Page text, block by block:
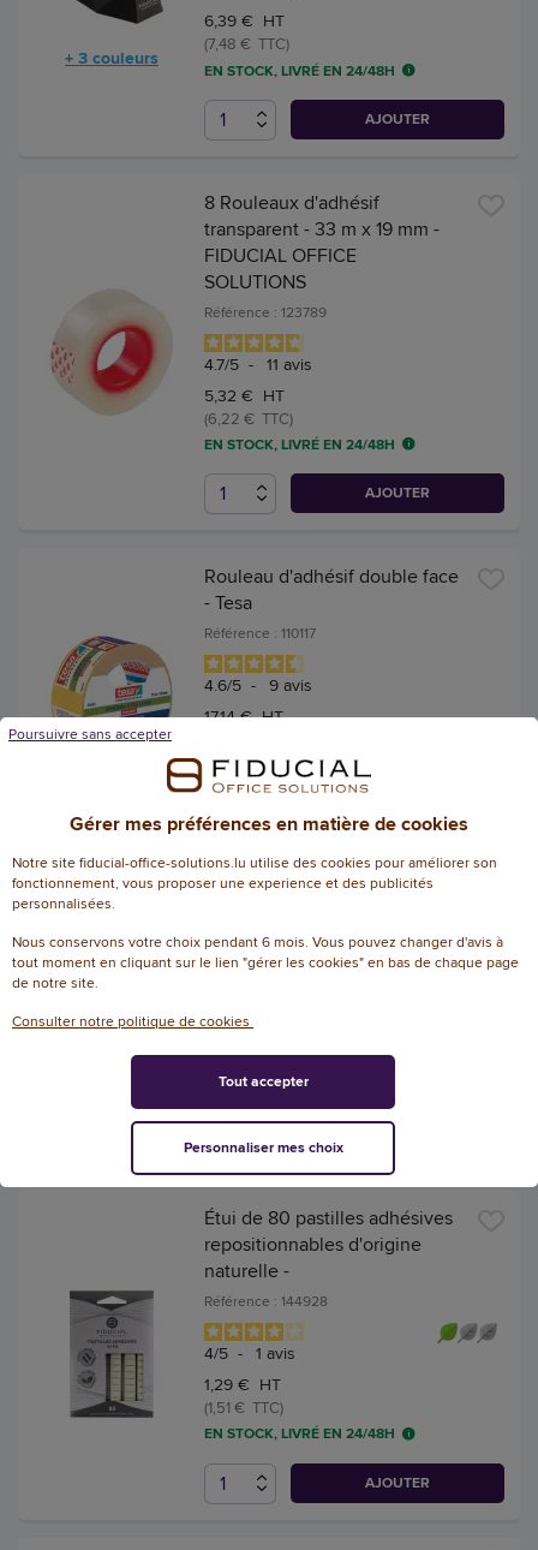
+ 3 couleurs
6,39 € HT
(7,48 € TTC)
EN STOCK, LIVRÉ EN 24/48H
AJOUTER
8 Rouleaux d'adhésif
transparent - 33 m x 19 mm -
FIDUCIAL OFFICE
SOLUTIONS
Référence : 123789
4.7/5 - 11 avis
5,32 € HT
(6,22 € TTC)
EN STOCK, LIVRÉ EN 24/48H
AJOUTER
Rouleau d'adhésif double face
- Tesa
Référence : 110117
4.6/5 - 9 avis
17,14 € HT
EN STOCK, LIVRÉ EN 24/48H
AJOUTER
80 pastilles de Patafix - Jaune
Référence : 110115
(8,33 € TTC)
EN STOCK, LIVRÉ EN 24/48H
Étui de 80 pastilles adhésives
repositionnables d'origine
naturelle -
Référence : 144928
4/5 - 1 avis
1,29 € HT
(1,51 € TTC)
EN STOCK, LIVRÉ EN 24/48H
AJOUTER
Gérer mes préférences en matière de cookies
Notre site fiducial-office-solutions.lu utilise des cookies pour améliorer son
fonctionnement, vous proposer une experience et des publicités
personnalisées.
Nous conservons votre choix pendant 6 mois. Vous pouvez changer d'avis à
tout moment en cliquant sur le lien "gérer les cookies" en bas de chaque page
de notre site.
Consulter notre politique de cookies
Poursuivre sans accepter
Personnaliser mes choix
Tout accepter